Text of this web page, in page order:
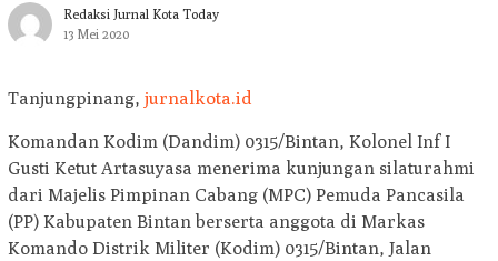
Redaksi Jurnal Kota Today
13 Mei 2020
Tanjungpinang, jurnalkota.id
Komandan Kodim (Dandim) 0315/Bintan, Kolonel Inf I
Gusti Ketut Artasuyasa menerima kunjungan silaturahmi
dari Majelis Pimpinan Cabang (MPC) Pemuda Pancasila
(PP) Kabupaten Bintan berserta anggota di Markas
Komando Distrik Militer (Kodim) 0315/Bintan, Jalan